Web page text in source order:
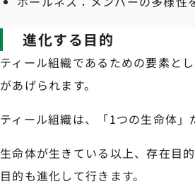
進化する目的
ティール組織であるための要素と
があげられます。
ティール組織は、「1つの生命体」
生命体が生きている以上、存在目
目的も進化して行きます。